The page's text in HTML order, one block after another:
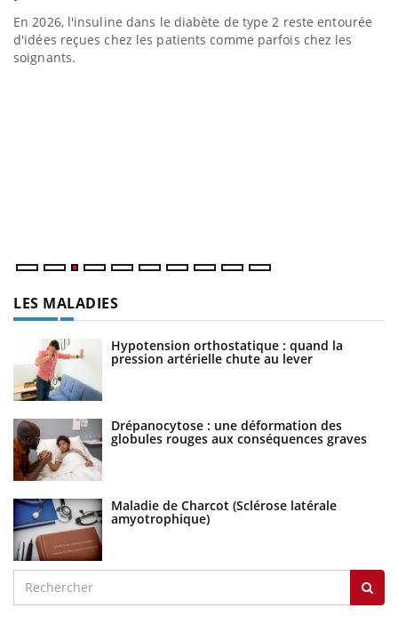
En 2026, l'insuline dans le diabète de type 2 reste entourée
d'idées reçues chez les patients comme parfois chez les
soignants.
LES MALADIES
Hypotension orthostatique : quand la
pression artérielle chute au lever
Drépanocytose : une déformation des
globules rouges aux conséquences graves
Maladie de Charcot (Sclérose latérale
amyotrophique)